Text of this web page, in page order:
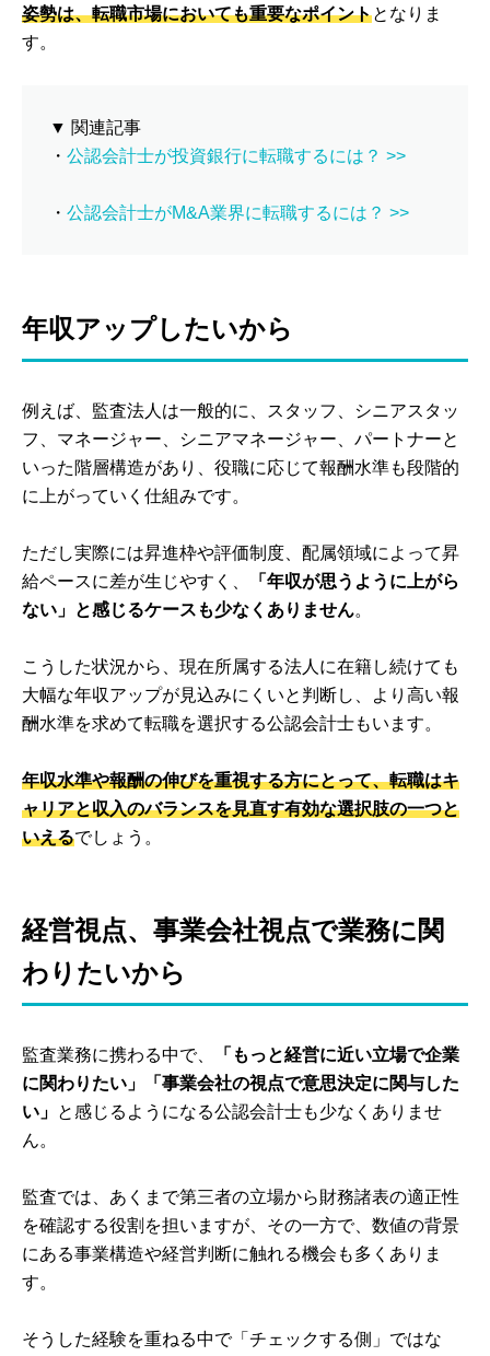
姿勢は、転職市場においても重要なポイントとなりま
す。
▼ 関連記事
・公認会計士が投資銀行に転職するには？ >>
・公認会計士がM&A業界に転職するには？ >>
年収アップしたいから
例えば、監査法人は一般的に、スタッフ、シニアスタッ
フ、マネージャー、シニアマネージャー、パートナーと
いった階層構造があり、役職に応じて報酬水準も段階的
に上がっていく仕組みです。
ただし実際には昇進枠や評価制度、配属領域によって昇
給ペースに差が生じやすく、
「年収が思うように上がら
ない」と感じるケースも少なくありません。
こうした状況から、現在所属する法人に在籍し続けても
大幅な年収アップが見込みにくいと判断し、より高い報
酬水準を求めて転職を選択する公認会計士もいます。
年収水準や報酬の伸びを重視する方にとって、転職はキ
ャリアと収入のバランスを見直す有効な選択肢の一つと
いえるでしょう。
経営視点、事業会社視点で業務に関
わりたいから
監査業務に携わる中で、
「もっと経営に近い立場で企業
に関わりたい」「事業会社の視点で意思決定に関与した
い」 と感じるようになる公認会計士も少なくありませ
ん。
監査では、あくまで第三者の立場から財務諸表の適正性
を確認する役割を担いますが、その一方で、数値の背景
にある事業構造や経営判断に触れる機会も多くありま
す。
そうした経験を重ねる中で「チェックする側」ではな